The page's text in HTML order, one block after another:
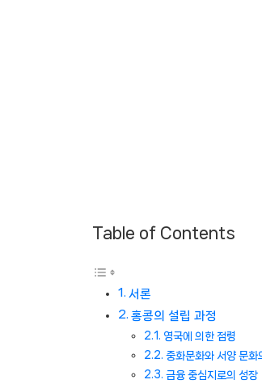
Table of Contents
서론
홍콩의 설립 과정
영국에 의한 점령
중화문화와 서양 문화
금융 중심지로의 성장